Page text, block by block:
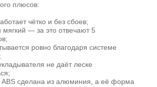
плюсов:
чётко и без сбоев;
мягкий — за это отвечают 5
ровно благодаря системе
не даёт леске
ABS сделана из алюминия, а её форма